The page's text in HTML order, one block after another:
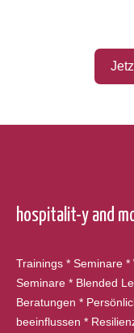
hospitalit-y and
Trainings * Seminare
Seminare * Blended
Beratungen *
beeinflussen *